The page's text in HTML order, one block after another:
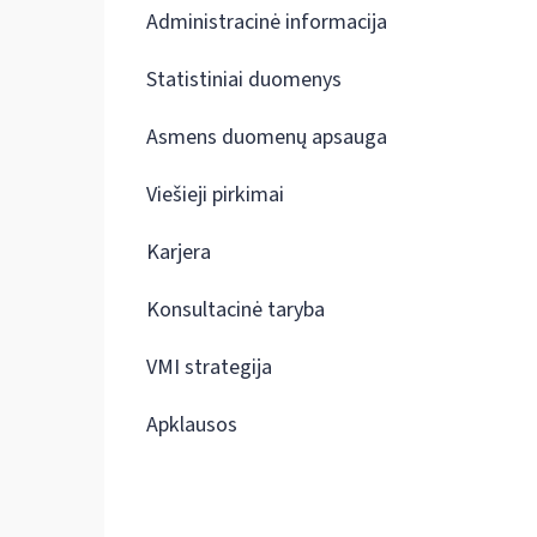
Administracinė informacija
Statistiniai duomenys
Asmens duomenų apsauga
Viešieji pirkimai
Karjera
Konsultacinė taryba
VMI strategija
Apklausos